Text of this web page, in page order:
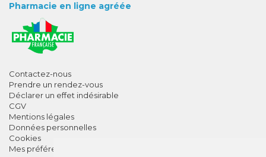
Pharmacie en ligne agréée
Contactez-nous
Prendre un rendez-vous
Déclarer un effet indésirable
CGV
Mentions légales
Données personnelles
Cookies
Mes préférences Cookies